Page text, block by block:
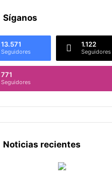
Síganos
13.571
Seguidores
1.122
Seguidores
771
Seguidores
Noticias recientes